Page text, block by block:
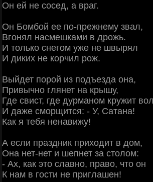
Он ей не сосед, а враг.
Он Бомбой ее по-прежнему звал,
Вгонял насмешками в дрожь.
И только снегом уже не швырял
И диких не корчил рож.
Выйдет порой из подъезда она,
Привычно глянет на крышу,
Где свист, где дурманом кружит
И даже сморщится: - У, Сатана!
Как я тебя ненавижу!
А если праздник приходит в дом,
Она нет-нет и шепнет за столом:
- Ах, как это славно, право, что он
К нам в гости не приглашен!